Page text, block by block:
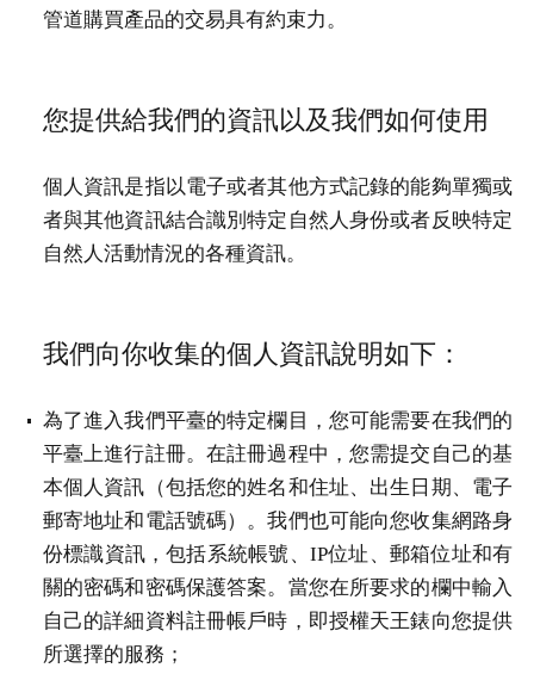
管道購買產品的交易具有約束力。
您提供給我們的資訊以及我們如何使用
個人資訊是指以電子或者其他方式記錄的能夠單獨或
者與其他資訊結合識別特定自然人身份或者反映特定
自然人活動情況的各種資訊。
我們向你收集的個人資訊說明如下：
為了進入我們平臺的特定欄目，您可能需要在我們的
平臺上進行註冊。在註冊過程中，您需提交自己的基
本個人資訊（包括您的姓名和住址、出生日期、電子
郵寄地址和電話號碼）。我們也可能向您收集網路身
份標識資訊，包括系統帳號、IP位址、郵箱位址和有
關的密碼和密碼保護答案。當您在所要求的欄中輸入
自己的詳細資料註冊帳戶時，即授權天王錶向您提供
所選擇的服務；